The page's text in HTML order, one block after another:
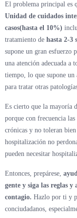
El problema principal es
Unidad de cuidados
casos(hasta el 10%)
tratamiento de hasta 2-3
supone un gran esfuerzo
una atención adecuada a
tiempo, lo que supone un
para tratar otras
Es cierto que la mayoría
porque con frecuencia las
crónicas y no toleran
hospitalización no
pueden necesitar
Entonces, prepárese,
gente y siga las reglas y
contagio. Hazlo por ti y
conciudadanos,